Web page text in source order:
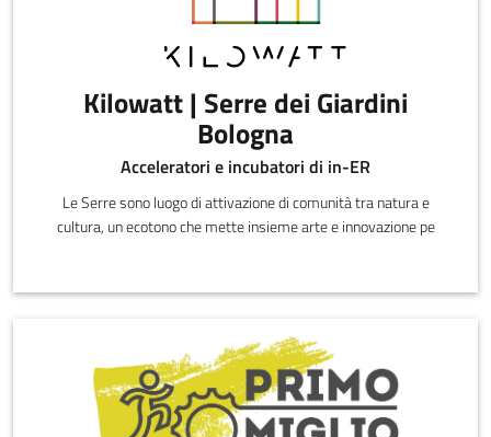
Kilowatt | Serre dei Giardini
Bologna
Acceleratori e incubatori di in-ER
Le Serre sono luogo di attivazione di comunità tra natura e
cultura, un ecotono che mette insieme arte e innovazione pe